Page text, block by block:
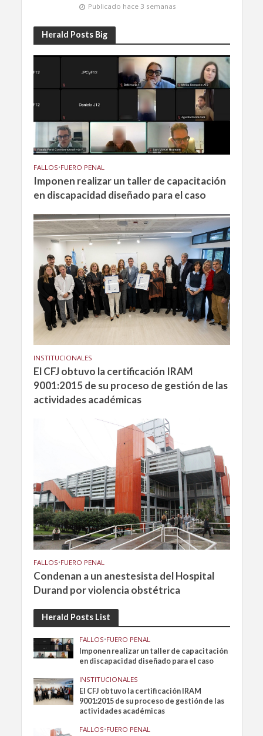
Publicado hace 3 semanas
Herald Posts Big
FALLOS•FUERO PENAL
Imponen realizar un taller de capacitación
en discapacidad diseñado para el caso
INSTITUCIONALES
El CFJ obtuvo la certificación IRAM
9001:2015 de su proceso de gestión de las
actividades académicas
FALLOS•FUERO PENAL
Condenan a un anestesista del Hospital
Durand por violencia obstétrica
Herald Posts List
FALLOS•FUERO PENAL
Imponen realizar un taller de capacitación
en discapacidad diseñado para el caso
INSTITUCIONALES
El CFJ obtuvo la certificación IRAM
9001:2015 de su proceso de gestión de las
actividades académicas
FALLOS•FUERO PENAL